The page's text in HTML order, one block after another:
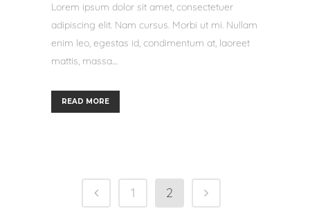
Lorem ipsum dolor sit amet, consectetuer
adipiscing elit. Nam cursus. Morbi ut mi. Nullam
enim leo, egestas id, condimentum at, laoreet
mattis, massa....
READ MORE
1 2